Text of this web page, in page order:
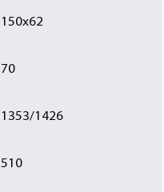
150х62
70
1353/1426
510